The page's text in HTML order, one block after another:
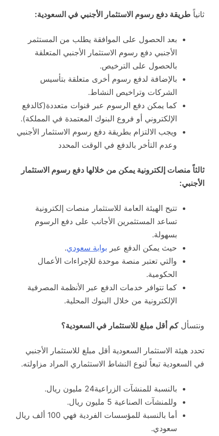
ثانياً طريقة دفع رسوم الاستثمار الأجنبي في السعودية:
بعد الحصول على الموافقة يطلب من المستثمر
الأجنبي دفع رسوم الاستثمار الأجنبي المتعلقة
بالحصول على الترخيص.
بالإضافة لدفع رسوم أخرى متعلقة بتأسيس
الشركات وتراخيص النشاط.
كما يمكن دفع الرسوم عبر قنوات متعددة(كالدفع
الإلكتروني أو فروع البنوك المعتمدة في المملكة).
ويجب الالتزام بطريقة دفع رسوم الاستثمار الأجنبي
وعدم التأخر بالدفع في الوقت المحدد
ثالثاً منصات إلكترونية يمكن من خلالها دفع رسوم الاستثمار
الأجنبي:
تتيح الهيئة العامة للاستثمار منصات إلكترونية
تساعد المستثمرين الأجانب على دفع الرسوم
بسهولة.
حيث يمكن الدفع عبر بوابة سعودي.
والتي تعتبر منصة موحدة للإجراءات الأعمال
الحكومية.
كما تتوافر خدمات الدفع عبر الأنظمة المصرفية
الإلكترونية من خلال البنوك المحلية.
ونتسألكم أقل مبلغ للاستثمار في السعودية؟
تحدد هيئة الاستثمار السعودية أقل مبلغ للاستثمار الأجنبي
في السعودية تبعاً لنوع النشاط الاستثماري المراد مزاولته.
بالنسبة للمنشآت الزراعية24 مليون ريال.
وللمنشآت الصناعية 5 مليون ريال.
أما بالنسبة للمؤسسات الفردية فهي 100 ألف ريال
سعودي.